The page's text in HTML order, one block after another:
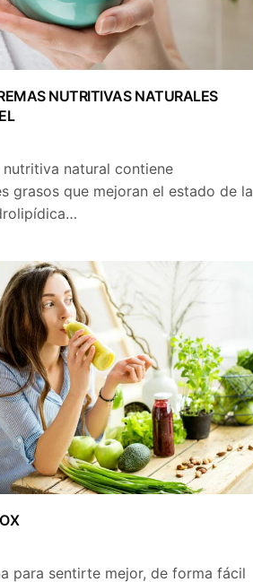
NUTRITIVAS NATURALES
nutritiva natural contiene
grasos que mejoran el estado de la
para sentirte mejor, de forma fácil